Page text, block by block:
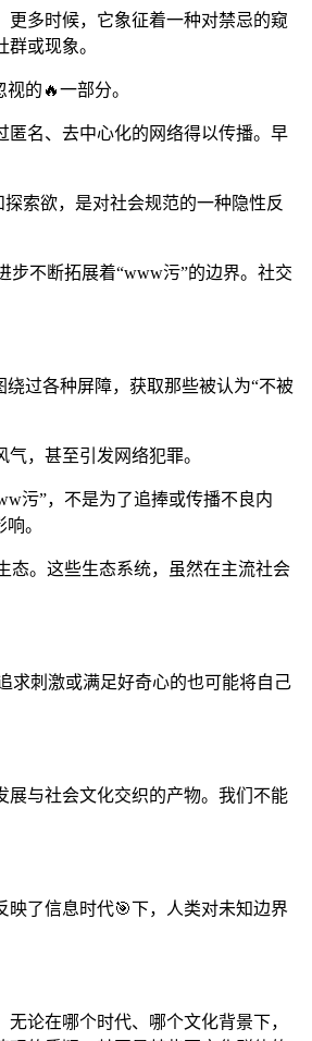
多时候，它象征着一种对禁忌的窥
或现象。
的🔥一部分。
匿名、去中心化的网络得以传播。早
索欲，是对社会规范的一种隐性反
步不断拓展着“www污”的边界。社交
过各种屏障，获取那些被认为“不被
，甚至引发网络犯罪。
污”，不是为了追捧或传播不良内
。
态。这些生态系统，虽然在主流社会
求刺激或满足好奇心的也可能将自己
展与社会文化交织的产物。我们不能
了信息时代🎯下，人类对未知边界
论在哪个时代、哪个文化背景下，